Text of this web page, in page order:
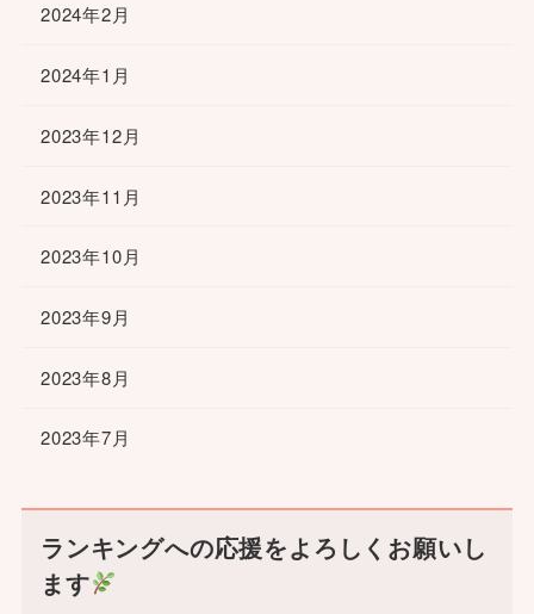
2024年2月
2024年1月
2023年12月
2023年11月
2023年10月
2023年9月
2023年8月
2023年7月
ランキングへの応援をよろしくお願いし
ます